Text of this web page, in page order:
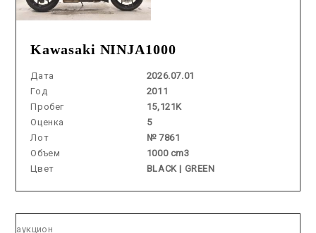
Kawasaki NINJA1000
Дата
2026.07.01
Год
2011
Пробег
15,121K
Оценка
5
Лот
№ 7861
Объем
1000 cm3
Цвет
BLACK | GREEN
аукцион